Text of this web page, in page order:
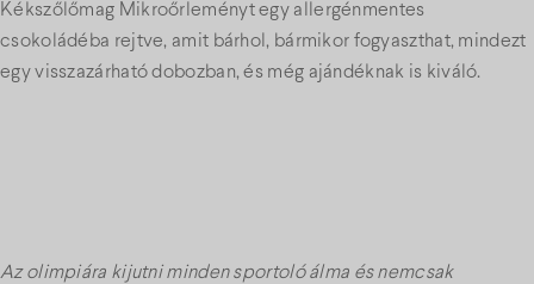
Kékszőlőmag Mikroőrleményt egy allergénmentes
csokoládéba rejtve, amit bárhol, bármikor fogyaszthat, mindezt
egy visszazárható dobozban, és még ajándéknak is kiváló.
Az olimpiára kijutni minden sportoló álma és nemcsak